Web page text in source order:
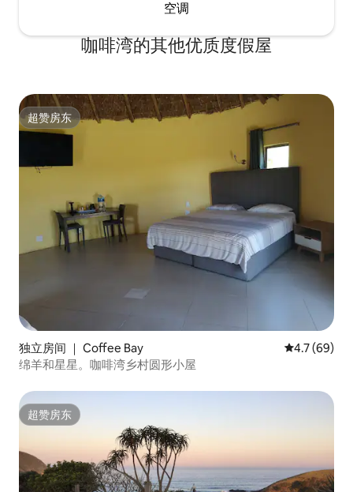
空调
咖啡湾的其他优质度假屋
超赞房东
超赞房东
独立房间 ｜ Coffee Bay 平均评分
4.7 (69)
绵羊和星星。咖啡湾乡村圆形小屋
超赞房东
超赞房东